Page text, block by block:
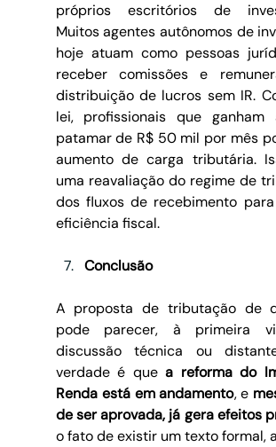
próprios escritórios de
Muitos agentes autônomos de
hoje atuam como pessoas
receber comissões e
distribuição de lucros sem IR.
lei, profissionais que ganham
patamar de R$ 50 mil por mês
aumento de carga tributária.
uma reavaliação do regime de
dos fluxos de recebimento
eficiência fiscal.
Conclusão
A proposta de tributação de
pode parecer, à primeira
discussão técnica ou
verdade é que a reforma do
Renda está em andamento, e
de ser aprovada, já gera efeitos
o fato de existir um texto formal,